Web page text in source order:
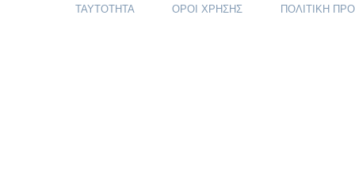
ΤΑΥΤΟΤΗΤΑ ΟΡΟΙ ΧΡΗΣΗΣ ΠΟΛΙΤΙΚΗ